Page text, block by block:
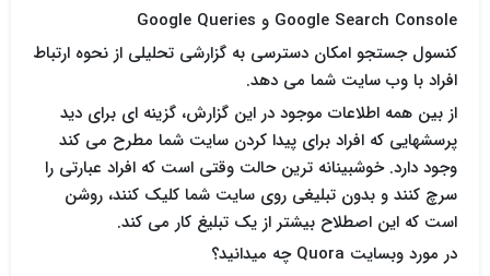
Google Search Console و Google Queries
کنسول جستجو امکان دسترسی به گزارشی تحلیلی از نحوه ارتباط
افراد با وب سایت شما می دهد.
از بین همه اطلاعات موجود در این گزارش، گزینه ای برای دید
پرسشهایی که افراد برای پیدا کردن سایت شما مطرح می کند
وجود دارد. خوشبینانه ترین حالت وقتی است که افراد عبارتی را
سرچ کنند و بدون تبلیغی روی سایت شما کلیک کنند، روشن
است که این اصطلاح بیشتر از یک تبلیغ کار می کند.
در مورد وبسایت Quora چه میدانید؟